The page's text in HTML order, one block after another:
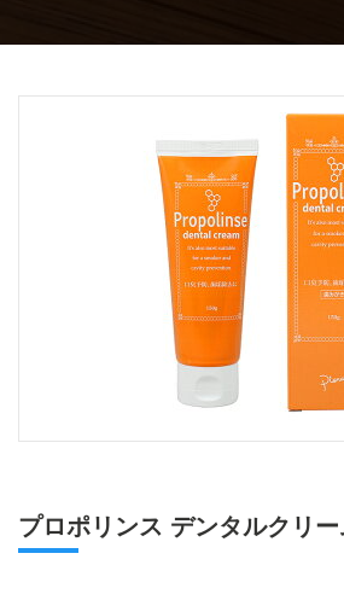
プロポリンス デンタルクリ